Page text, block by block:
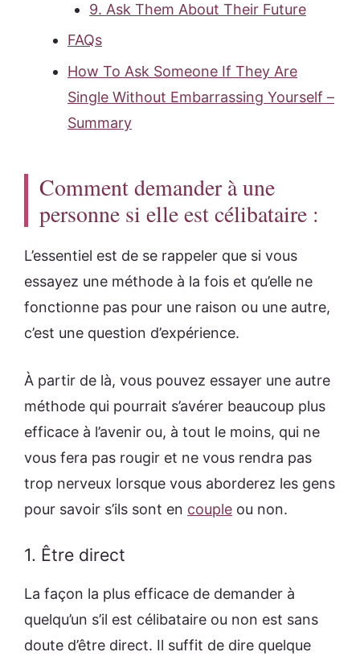
9. Ask Them About Their Future
FAQs
How To Ask Someone If They Are
Single Without Embarrassing Yourself –
Summary
Comment demander à une
personne si elle est célibataire :
L’essentiel est de se rappeler que si vous
essayez une méthode à la fois et qu’elle ne
fonctionne pas pour une raison ou une autre,
c’est une question d’expérience.
À partir de là, vous pouvez essayer une autre
méthode qui pourrait s’avérer beaucoup plus
efficace à l’avenir ou, à tout le moins, qui ne
vous fera pas rougir et ne vous rendra pas
trop nerveux lorsque vous aborderez les gens
pour savoir s’ils sont en couple ou non.
1. Être direct
La façon la plus efficace de demander à
quelqu’un s’il est célibataire ou non est sans
doute d’être direct. Il suffit de dire quelque